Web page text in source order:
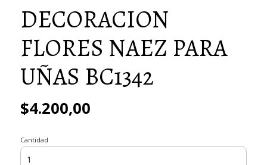
DECORACION
FLORES NAEZ PARA
UÑAS BC1342
$4.200,00
Cantidad